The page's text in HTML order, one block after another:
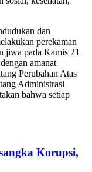
dan
perekaman
jiwa pada Kamis 21
amanat
Perubahan Atas
Administrasi
bahwa setiap
Korupsi,